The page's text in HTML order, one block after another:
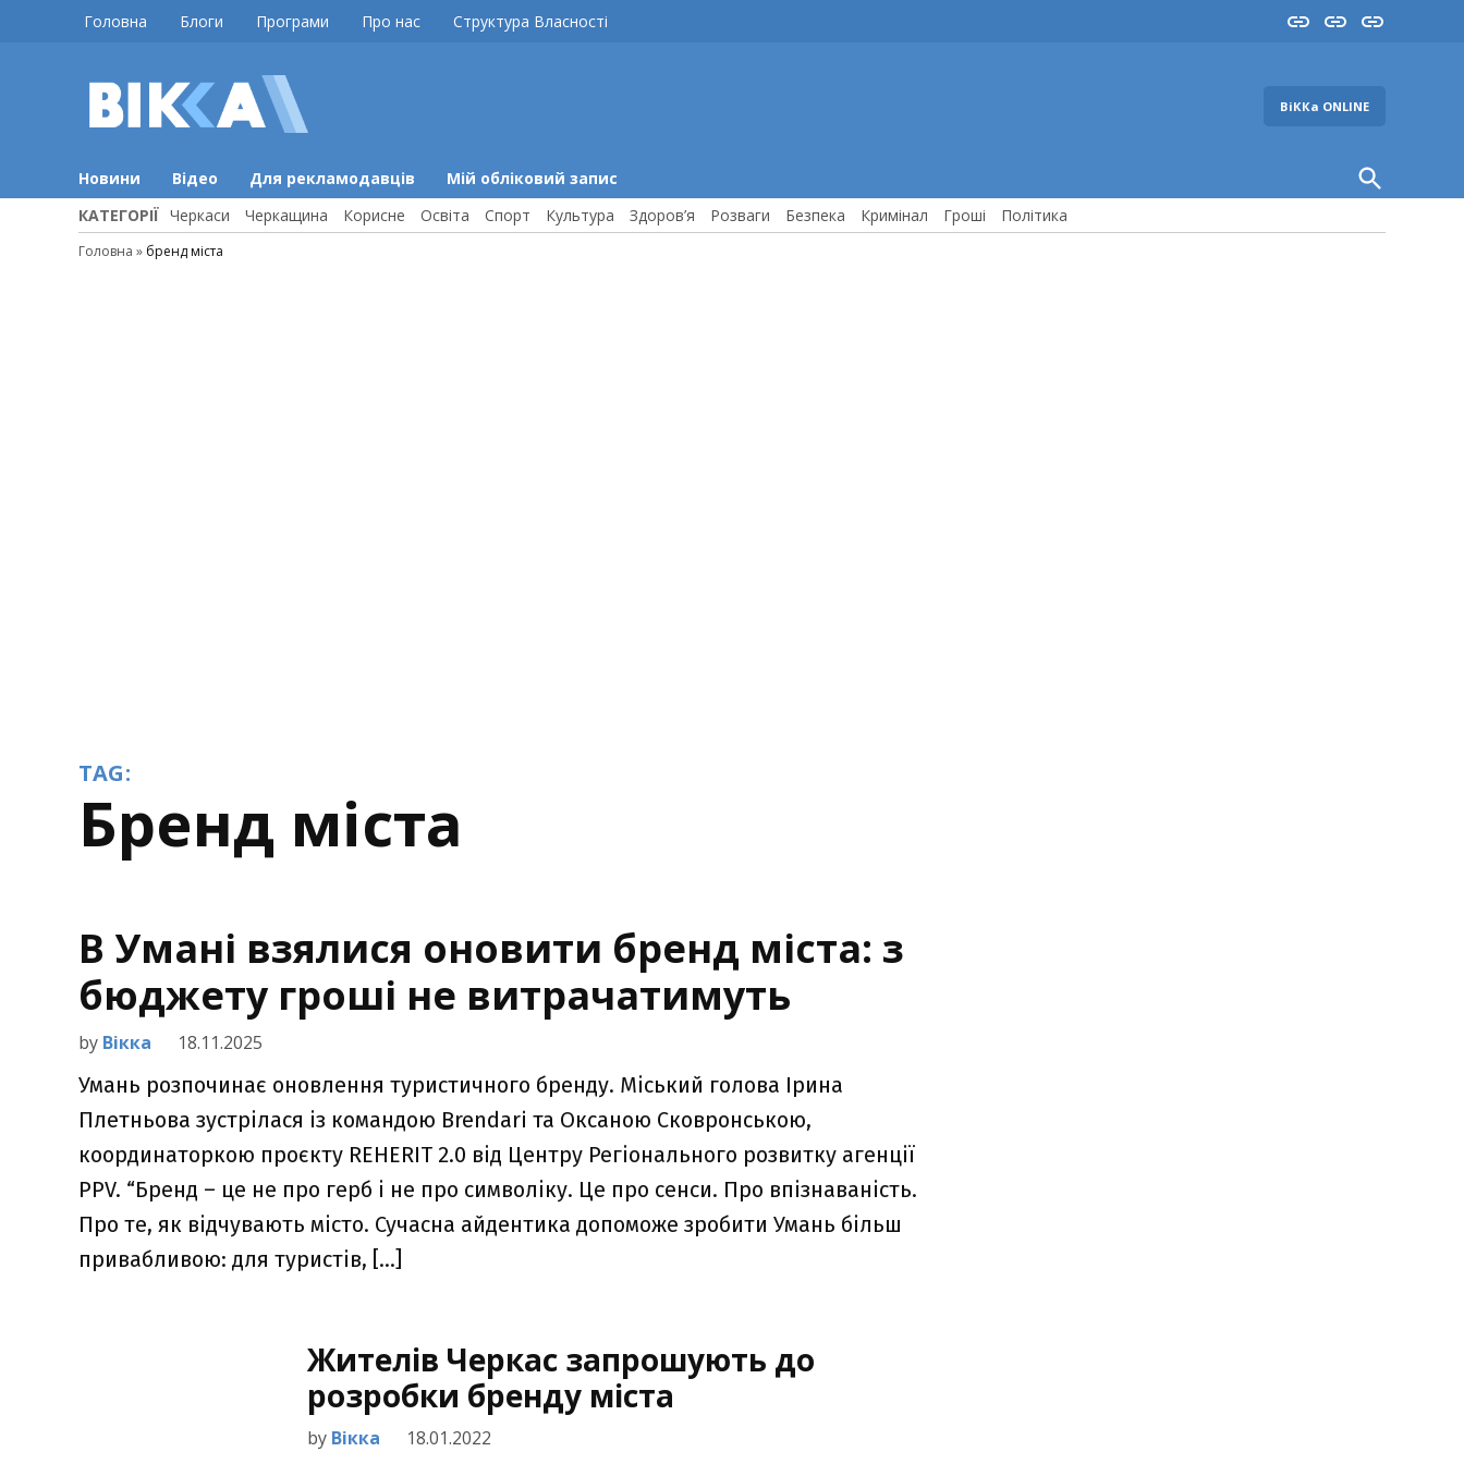
Головна Блоги Програми Про нас Структура Власності InstaYouTube
FB
ВіККа ONLINE
Новини Відео Для рекламодавців Мій обліковий запис
Open
Search
КАТЕГОРІЇ Черкаси Черкащина Корисне Освіта Спорт Культура Здоров’я Розваги Безпека Кримінал Гроші Політика
Головна » бренд міста
TAG:
бренд міста
В Умані взялися оновити бренд міста: з
бюджету гроші не витрачатимуть
by Вікка 18.11.2025
Умань розпочинає оновлення туристичного бренду. Міський голова Ірина
Плетньова зустрілася із командою Brendari та Оксаною Сковронською,
координаторкою проєкту REHERIT 2.0 від Центру Регіонального розвитку агенції
PPV. “Бренд – це не про герб і не про символіку. Це про сенси. Про впізнаваність.
Про те, як відчувають місто. Сучасна айдентика допоможе зробити Умань більш
привабливою: для туристів, […]
Жителів Черкас запрошують до
розробки бренду міста
by Вікка 18.01.2022